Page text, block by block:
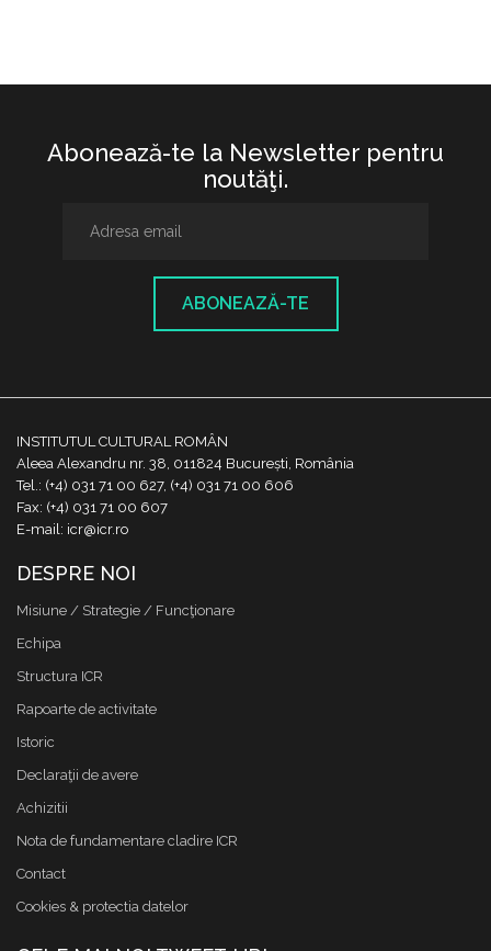
Abonează-te la Newsletter pentru
noutăţi.
ABONEAZĂ-TE
INSTITUTUL CULTURAL ROMÂN
Aleea Alexandru nr. 38, 011824 București, România
Tel.: (+4) 031 71 00 627, (+4) 031 71 00 606
Fax: (+4) 031 71 00 607
E-mail: icr@icr.ro
DESPRE NOI
Misiune / Strategie / Funcţionare
Echipa
Structura ICR
Rapoarte de activitate
Istoric
Declaraţii de avere
Achizitii
Nota de fundamentare cladire ICR
Contact
Cookies & protectia datelor